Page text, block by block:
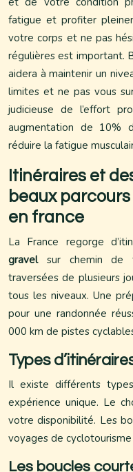
fatigue et profiter
votre corps et ne pas
régulières est important.
aidera à maintenir un
limites et ne pas vous
judicieuse de l’effort
augmentation de 10%
réduire la fatigue
Itinéraires et
beaux
en france
La France regorge
gravel sur chemin de
traversées de plusieurs
tous les niveaux. Une
pour une randonnée
000 km de pistes
Types
Il existe différents
expérience unique. Le
votre disponibilité. Les
voyages de
Les boucles